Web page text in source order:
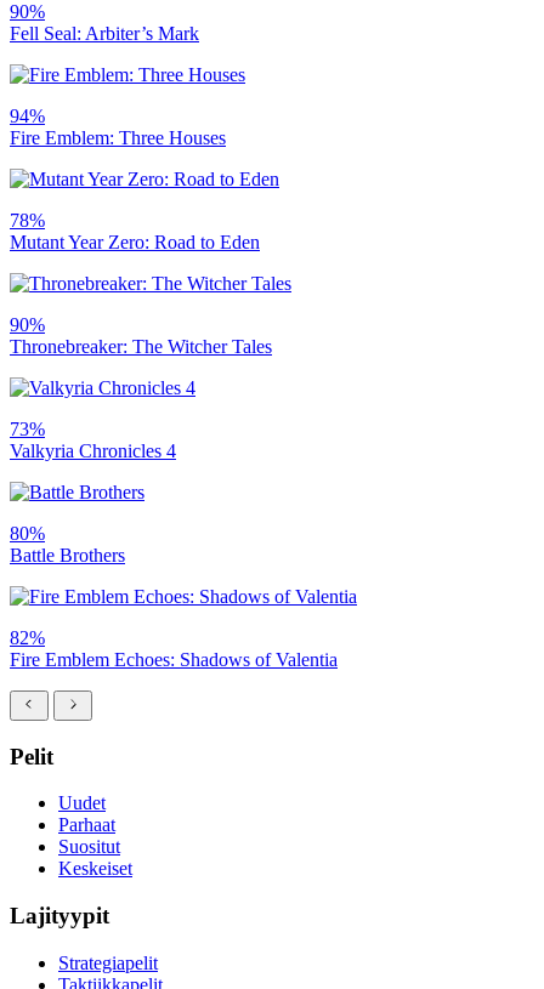
90%
Fell Seal: Arbiter’s Mark
94%
Fire Emblem: Three Houses
78%
Mutant Year Zero: Road to Eden
90%
Thronebreaker: The Witcher Tales
73%
Valkyria Chronicles 4
80%
Battle Brothers
82%
Fire Emblem Echoes: Shadows of Valentia
Pelit
Uudet
Parhaat
Suositut
Keskeiset
Lajityypit
Strategiapelit
Taktiikkapelit